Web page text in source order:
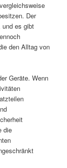
Der
und es gibt
den Alltag von
Geräte. Wenn
die